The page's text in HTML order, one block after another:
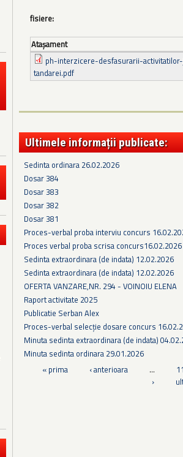
fisiere:
Ataşament
ph-interzicere-desfasurarii-
tandarei.pdf
Ultimele informații publicate:
Sedinta ordinara 26.02.2026
Dosar 384
Dosar 383
Dosar 382
Dosar 381
Proces-verbal proba interviu concurs
Proces verbal proba scrisa concurs16.02.2026
Sedinta extraordinara (de indata) 12.02.2026
Sedinta extraordinara (de indata) 12.02.2026
OFERTA VANZARE,NR. 294 - VOINOIU ELENA
Raport activitate 2025
Publicatie Serban Alex
Proces-verbal selecție dosare concurs
Minuta sedinta extraordinara (de indata)
Minuta sedinta ordinara 29.01.2026
Pagini
« prima ‹ anterioara … 11
›